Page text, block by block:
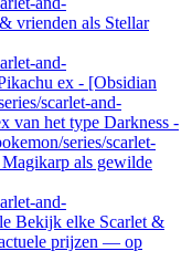
vrienden als Stellar
and-
ex - [Obsidian
scarlet-and-
van het type Darkness -
series/scarlet-
als gewilde
and-
Bekijk elke Scarlet &
prijzen — op